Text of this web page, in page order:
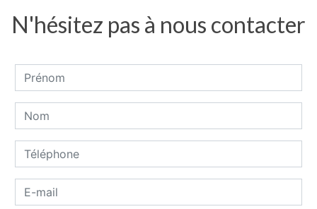
N'hésitez pas à nous contacter